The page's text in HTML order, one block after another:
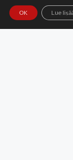
OK Lue